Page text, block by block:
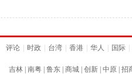
评论 时政 台湾 香港 华人 国际
吉林 南粤 鲁东 商城 创新 中原 招